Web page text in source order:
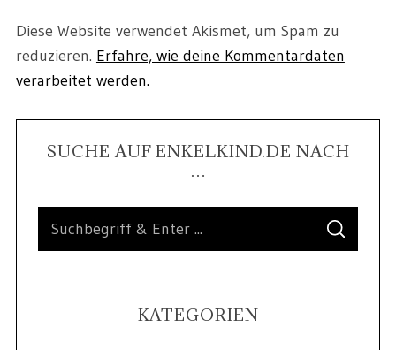
Diese Website verwendet Akismet, um Spam zu
reduzieren. Erfahre, wie deine Kommentardaten
verarbeitet werden.
SUCHE AUF ENKELKIND.DE NACH
…
KATEGORIEN